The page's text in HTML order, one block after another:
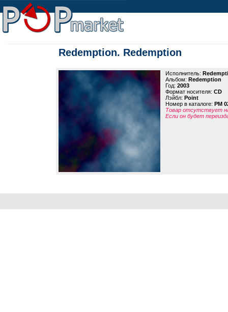
Redemption. Redemption
Исполнитель:
Альбом: Redemption
Год: 2003
Формат носителя: CD
Лэйбл: Point
Номер в каталоге: PM
Товар отсутствует
Если он будет